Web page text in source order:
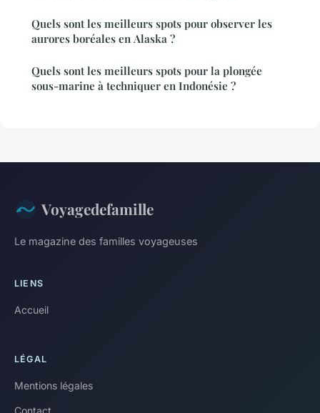
Quels sont les meilleurs spots pour observer les
aurores boréales en Alaska ?
Quels sont les meilleurs spots pour la plongée
sous-marine à techniquer en Indonésie ?
Voyagedefamille
Le magazine des familles voyageuses
LIENS
Accueil
LÉGAL
Mentions légales